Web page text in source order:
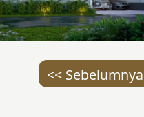
<< Sebelumnya